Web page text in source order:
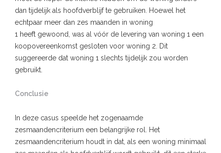
dan tijdelijk als hoofdverblijf te gebruiken. Hoewel het
echtpaar meer dan zes maanden in woning
1 heeft gewoond, was al vóór de levering van woning 1 een
koopovereenkomst gesloten voor woning 2. Dit
suggereerde dat woning 1 slechts tijdelijk zou worden
gebruikt.
Conclusie
In deze casus speelde het zogenaamde
zesmaandencriterium een belangrijke rol. Het
zesmaandencriterium houdt in dat, als een woning minimaal